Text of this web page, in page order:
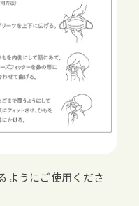
ようにご使用くださ